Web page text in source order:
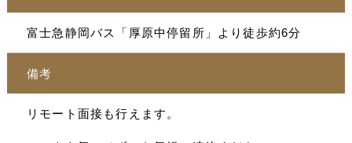
富士急静岡バス「厚原中停留所」より徒歩約6分
備考
リモート面接も行えます。